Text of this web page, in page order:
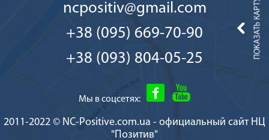
ncpositiv@gmail.com
+38 (095) 669-70-90
+38 (093) 804-05-25
Мы в соцсетях:
2011-2022 © NC-Positive.com.ua - официальный сайт НЦ
"Позитив"